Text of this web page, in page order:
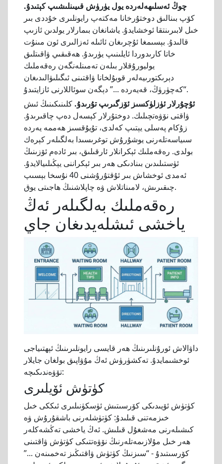
چوڭ ئەسلىھەلەردە يول يۈرۈش قىيىنلىشىپ كېتىدۇ.
كۆپ بىنالىق دوختۇرخانا مەكتەپ رايونلىرى خۇددى بىر
خىل لابىرىنتقا ئوخشايدۇ. ياشانغان بىمارلار يولدىن ئازىپ
قالىدۇ. بېسىمغا ئۇچرىغان ئائىلە ئەزالىرى ئون مىنۇت
خاتا كارىدوردا ئايلىنىپ يۈرىدۇ. ھەقىقىي ۋاقىتلىق
يوليورۇقلار بىلەن تەمىنلەنگەن رەقەملىك
دېرىكتورىيەلەر قوبۇلخانا ۋاقتىنى ئىگىلىۋالىدىغان
“كەچۈرۈڭ، قەيەردە ...” دېگەن سوئاللارنى ئازايتىدۇ.
ئۇچۇرلار ئۈزلۈكسىز ئۆزگىرىپ تۇرىدۇ. كلىنىكىنىڭ ئىش
ۋاقتى نۆۋەتچىلىك. دوختۇرلار كېسەل دەپ چاقىرىدۇ.
زۇكام پەسلى يېتىپ كەلدى، تۇيۇقسىز ھەممە يەردە
سىياسەتلەرنى يوشۇرۇش توغرىسىدا بەلگىلەر كېرەك
بولدى. رەقەملىك ئېكرانلار ئارقىلىق، بىر ئادەم ئۆزىنىڭ
ئۈستىلىدىن بىنادىكى ھەر بىر ئېكراننى يېڭىلىيالايدۇ.
ئەمدى ئوخشاش بىر ئۇقتۇرۇشنى 40 نۇسخا بېسىپ
چىقىرىش، لامىناتلاش ۋە چاپلاشنىڭ ھاجىتى يوق.
رەقەملىك بەلگىلەر ئەڭ
ياخشى ئىشلەيدىغان جاي
داۋالاش ئورۇنلىرىنىڭ ھەر قايسى رايونلىرىنىڭ ئېھتىياجى
ئوخشىمايدۇ. تەكشۈرۈش ئەڭ مۇۋاپىق بولغان جايلار
تۆۋەندىكىچە:
كۈتۈش ئۆيلىرى
كۈتۈش ئۆيىدىكى كۆرسىتىش ئۈسكۈنىلىرى ئىككى خىل
خىزمەتنى قىلىدۇ: كۈتۈشلەرنى باشقۇرۇش ۋە
كىشىلەرنى مەشغۇل قىلىش. ئەڭ ياخشى تەڭشەكلەر
ھەر خىل مۇلازىمەتلەرنىڭ نۆۋەتتىكى كۈتۈش ۋاقتىنى
كۆرسىتىدۇ - “سىزنىڭ كۈتۈش ۋاقتىڭىز تەخمىنەن ...”